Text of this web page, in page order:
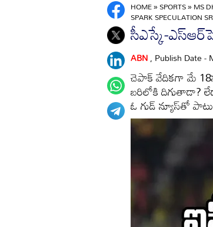
HOME»SPORTS»MS
SPARK SPECULATION
సీఎస్కే-
ABN, Publish Date -
చెపాక్ వేదికగా మే
బరిలోకి దిగుతాడా?
ఓ గుడ్ న్యూస్‌తో